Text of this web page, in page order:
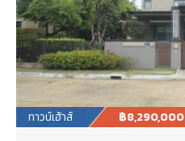
ทาวน์เฮ้าส์ ฿8,290,000